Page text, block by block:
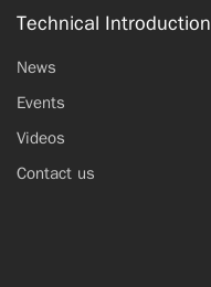
Technical Introduction
News
Events
Videos
Contact us